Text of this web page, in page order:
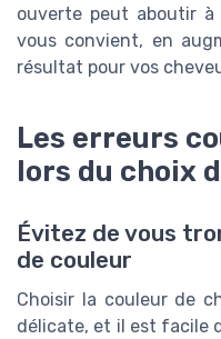
ouverte peut aboutir
vous convient, en
résultat pour vos
Les erreurs
lors du choix
Évitez de vous
de couleur
Choisir la couleur de
délicate, et il est facile